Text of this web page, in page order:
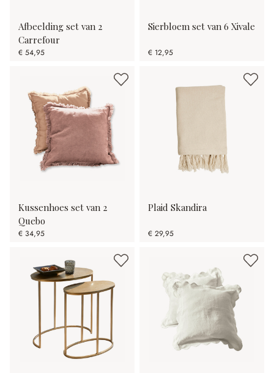
Afbeelding set van 2
Carrefour
€ 54,95
Sierbloem set van 6 Xivale
€ 12,95
Kussenhoes set van 2
Quebo
€ 34,95
Plaid Skandira
€ 29,95